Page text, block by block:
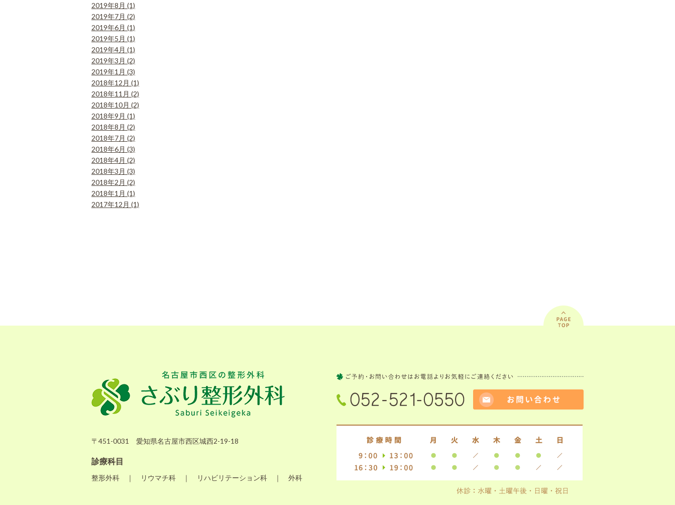
2019年8月 (1)
2019年7月 (2)
2019年6月 (1)
2019年5月 (1)
2019年4月 (1)
2019年3月 (2)
2019年1月 (3)
2018年12月 (1)
2018年11月 (2)
2018年10月 (2)
2018年9月 (1)
2018年8月 (2)
2018年7月 (2)
2018年6月 (3)
2018年4月 (2)
2018年3月 (3)
2018年2月 (2)
2018年1月 (1)
2017年12月 (1)
〒451-0031 愛知県名古屋市西区城西2-19-18
診療科目
整形外科 ｜ リウマチ科 ｜ リハビリテーション科 ｜ 外科